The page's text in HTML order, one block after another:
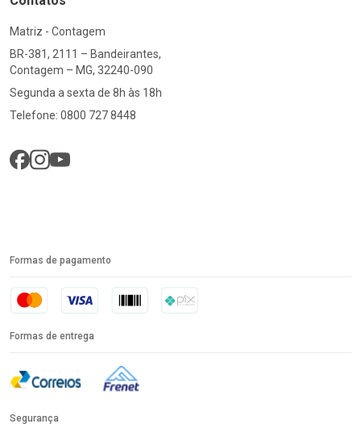
Matriz - Contagem
BR-381, 2111 – Bandeirantes,
Contagem – MG, 32240-090
Segunda a sexta de 8h às 18h
Telefone: 0800 727 8448
Formas de pagamento
Formas de entrega
Segurança